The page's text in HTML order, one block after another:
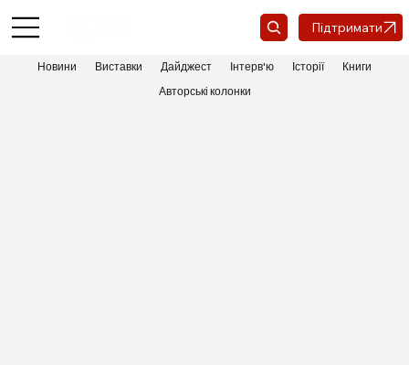
Підтримати
Новини Виставки Дайджест Інтерв'ю Історії
Книги
Авторські колонки